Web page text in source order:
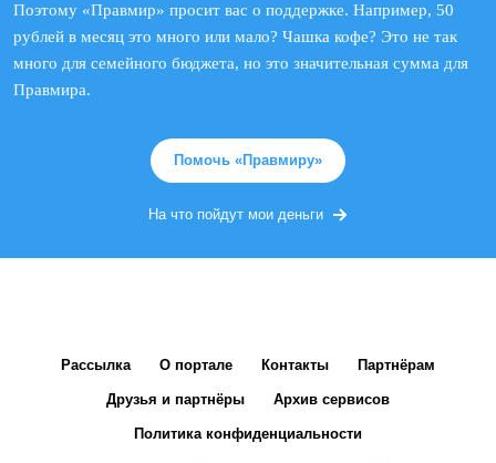
Поэтому «Правмир» просит вас о поддержке. Например, 50
рублей в месяц это много или мало? Чашка кофе? Это не так
много для семейного бюджета, но это значительная сумма для
Правмира.
Помочь «Правмиру»
На что пойдут мои деньги
Рассылка О портале Контакты Партнёрам
Друзья и партнёры Архив сервисов
Политика конфиденциальности